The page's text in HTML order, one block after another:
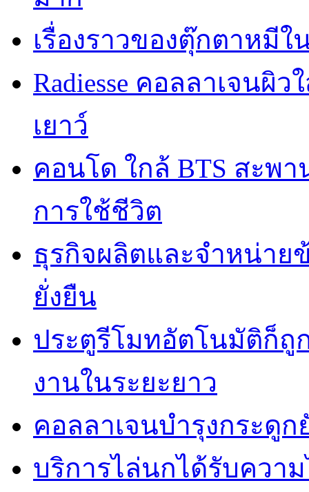
เรื่องราวของตุ๊กตาหมี
Radiesse คอลลาเจนผิ
เยาว์
คอนโด ใกล้ BTS สะพ
การใช้ชีวิต
ธุรกิจผลิตและจำหน่าย
ยั่งยืน
ประตูรีโมทอัตโนมัติก็ถู
งานในระยะยาว
คอลลาเจนบำรุงกระดู
บริการไล่นกได้รับควา